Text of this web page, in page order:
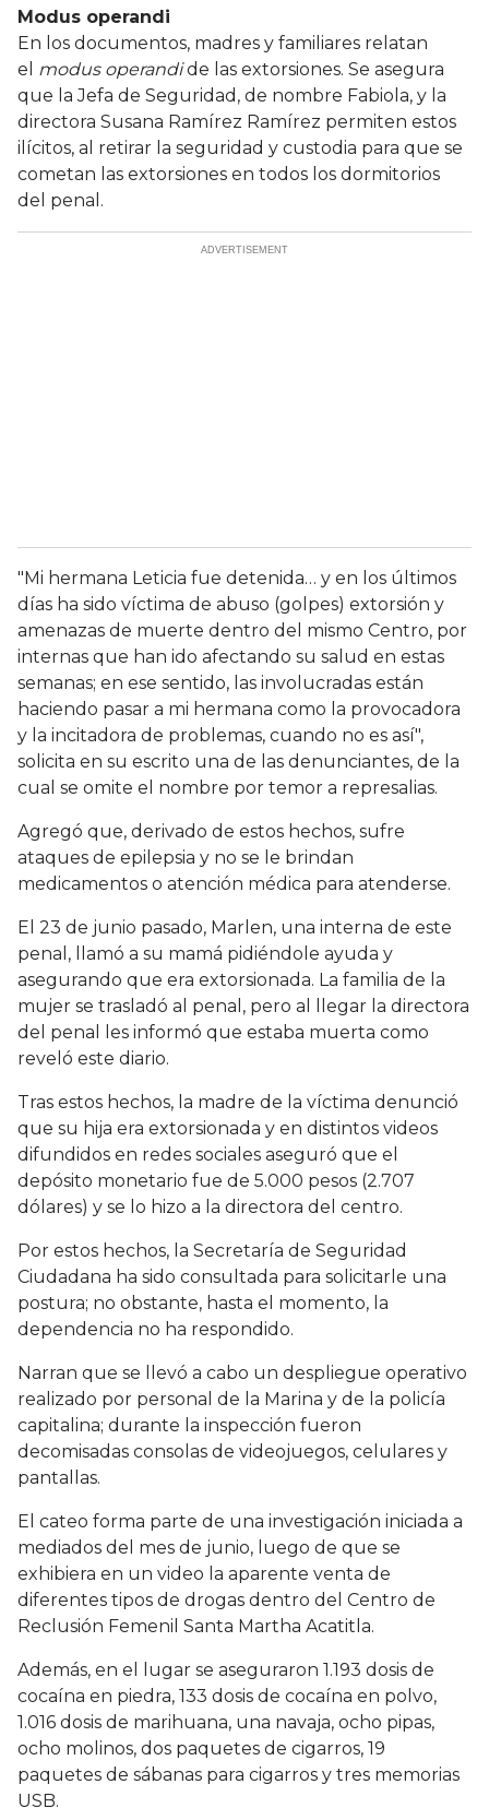
Modus operandi
En los documentos, madres y familiares relatan
el modus operandide las extorsiones. Se asegura
que la Jefa de Seguridad, de nombre Fabiola, y la
directora Susana Ramírez Ramírez permiten estos
ilícitos, al retirar la seguridad y custodia para que se
cometan las extorsiones en todos los dormitorios
del penal.
"Mi hermana Leticia fue detenida… y en los últimos
días ha sido víctima de abuso (golpes) extorsión y
amenazas de muerte dentro del mismo Centro, por
internas que han ido afectando su salud en estas
semanas; en ese sentido, las involucradas están
haciendo pasar a mi hermana como la provocadora
y la incitadora de problemas, cuando no es así",
solicita en su escrito una de las denunciantes, de la
cual se omite el nombre por temor a represalias.
Agregó que, derivado de estos hechos, sufre
ataques de epilepsia y no se le brindan
medicamentos o atención médica para atenderse.
El 23 de junio pasado, Marlen, una interna de este
penal, llamó a su mamá pidiéndole ayuda y
asegurando que era extorsionada. La familia de la
mujer se trasladó al penal, pero al llegar la directora
del penal les informó que estaba muerta como
reveló este diario.
Tras estos hechos, la madre de la víctima denunció
que su hija era extorsionada y en distintos videos
difundidos en redes sociales aseguró que el
depósito monetario fue de 5.000 pesos (2.707
dólares) y se lo hizo a la directora del centro.
Por estos hechos, la Secretaría de Seguridad
Ciudadana ha sido consultada para solicitarle una
postura; no obstante, hasta el momento, la
dependencia no ha respondido.
Narran que se llevó a cabo un despliegue operativo
realizado por personal de la Marina y de la policía
capitalina; durante la inspección fueron
decomisadas consolas de videojuegos, celulares y
pantallas.
El cateo forma parte de una investigación iniciada a
mediados del mes de junio, luego de que se
exhibiera en un video la aparente venta de
diferentes tipos de drogas dentro del Centro de
Reclusión Femenil Santa Martha Acatitla.
Además, en el lugar se aseguraron 1.193 dosis de
cocaína en piedra, 133 dosis de cocaína en polvo,
1.016 dosis de marihuana, una navaja, ocho pipas,
ocho molinos, dos paquetes de cigarros, 19
paquetes de sábanas para cigarros y tres memorias
USB.